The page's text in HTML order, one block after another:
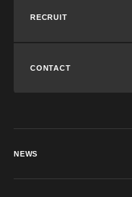
RECRUIT
CONTACT
NEWS